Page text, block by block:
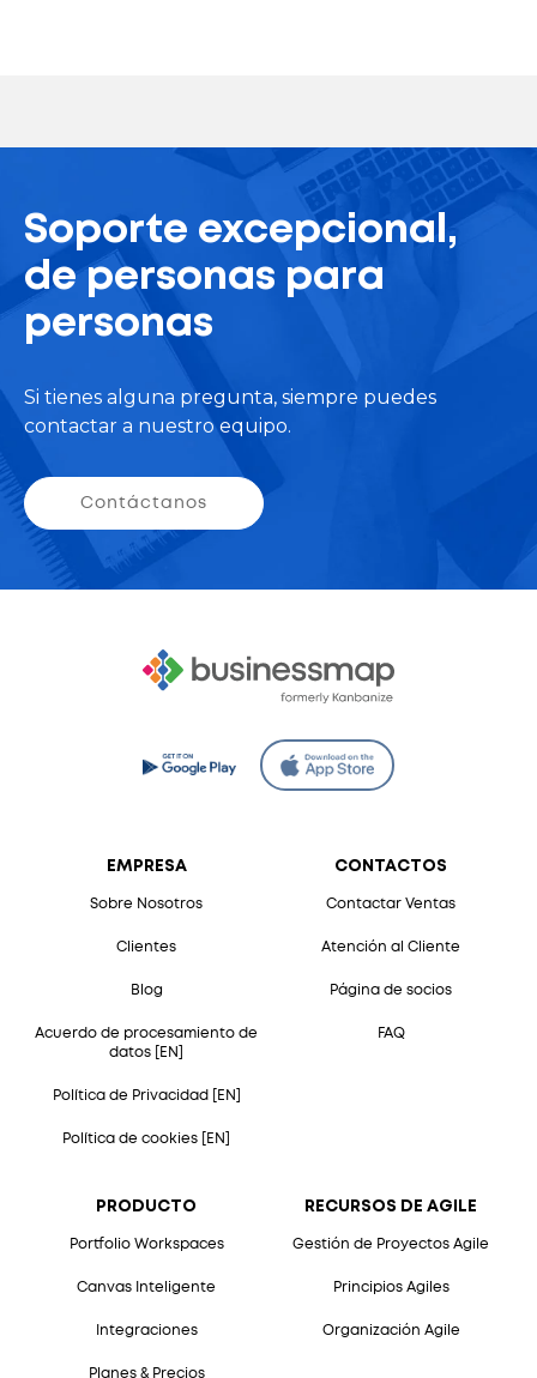
Soporte excepcional,
de personas para
personas
Si tienes alguna pregunta, siempre puedes
contactar a nuestro equipo.
Contáctanos
EMPRESA
Sobre Nosotros
Clientes
Blog
Acuerdo de procesamiento de
datos [EN]
Política de Privacidad [EN]
Política de cookies [EN]
PRODUCTO
Portfolio Workspaces
Canvas Inteligente
Integraciones
Planes & Precios
RECURSOS DE AGILE
Gestión de Proyectos Agile
Principios Agiles
Organización Agile
CONTACTOS
Contactar Ventas
Atención al Cliente
Página de socios
FAQ